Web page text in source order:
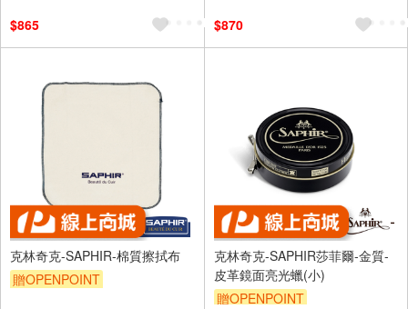
$865
$870
克林奇克-SAPHIR-棉質擦拭布
贈OPENPOINT
克林奇克-SAPHIR莎菲爾-金質-
皮革鏡面亮光蠟(小)
贈OPENPOINT